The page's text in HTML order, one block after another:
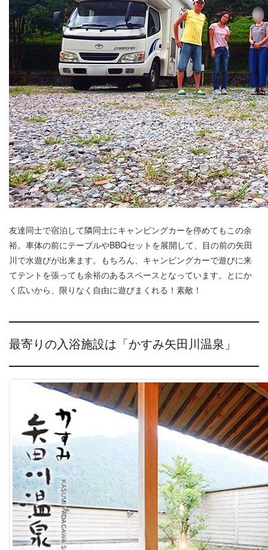
友達同士で宿泊して隣同士にキャンピングカーを停めてもこの余
裕。車体の前にテーブルやBBQセットを展開して、目の前の矢田
川で水遊びが出来ます。もちろん、キャンピングカーで遊びに来
てテントを張っても余裕のあるスペースとなっています。とにか
く広いから、限りなく自由に遊びまくれる！素敵！
最寄りの入浴施設は「かすみ矢田川温泉」